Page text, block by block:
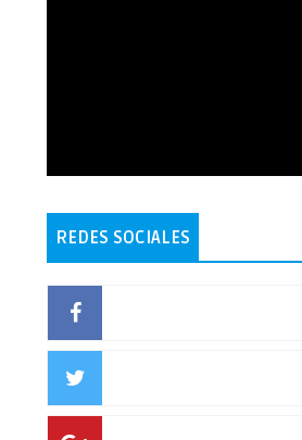
REDES SOCIALES